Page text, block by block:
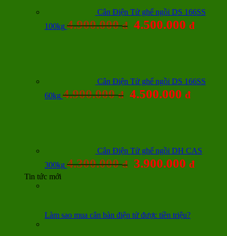
Cân Điện Tử ghế ngồi DS 166SS
100kg 4.900.000đ 4.500.000 đ
Cân Điện Tử ghế ngồi DS 166SS
60kg 4.900.000đ 4.500.000 đ
Cân Điện Tử ghế ngồi DH CAS
300kg 4.300.000đ 3.900.000 đ
Tin tức mới
Làm sao mua cân bàn điện tử được tiền triệu?